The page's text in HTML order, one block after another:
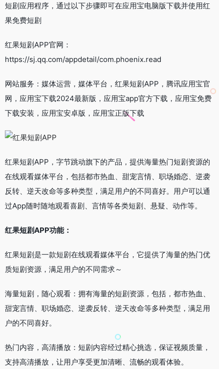
短剧应用程序，通过以下步骤即可在应用宝电脑版下载并使用红
果免费短剧
红果短剧APP官网：
https://sj.qq.com/appdetail/com.phoenix.read
网站服务：媒体运营，媒体平台，红果短剧APP，腾讯应用宝官
网，应用宝下载2024最新版，应用宝app官方下载，应用宝免费
下载安装，应用宝安卓版，应用宝正版下载
红果短剧APP，字节跳动旗下的产品，提供海量热门短剧资源的
在线观看媒体平台，包括都市热血、甜宠言情、职场婚恋、逆袭
反转、逆天改命等多种类型，满足用户的不同喜好。用户可以通
过App随时随地观看喜剧、言情等各类短剧、悬疑、动作等。
红果短剧APP功能：
红果短剧是一款短剧在线观看媒体平台，它提供了海量的热门优
质短剧资源，满足用户的不同需求～
海量短剧，随心观看：拥有海量的短剧资源，包括，都市热血、
甜宠言情、职场婚恋、逆袭反转、逆天改命等多种类型，满足用
户的不同喜好。
热门内容，高清播放：短剧内容经过精心挑选，保证视频质量，
支持高清播放，让用户享受更加清晰、流畅的观看体验。